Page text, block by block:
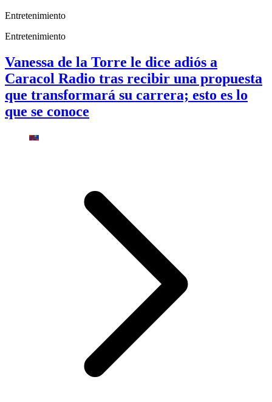
Entretenimiento
Entretenimiento
Vanessa de la Torre le dice adiós a
Caracol Radio tras recibir una propuesta
que transformará su carrera; esto es lo
que se conoce